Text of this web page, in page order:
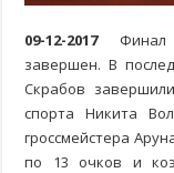
09-12-2017Финал
завершен. В
Скрабов
спорта Никита
гроссмейстера
по 13 очков и